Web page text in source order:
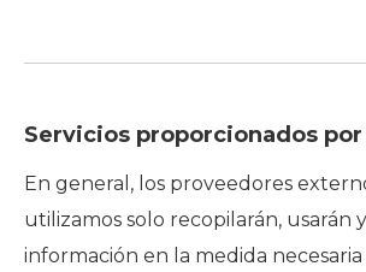
Servicios proporcionados
En general, los proveedores
utilizamos solo recopilarán, usarán
información en la medida